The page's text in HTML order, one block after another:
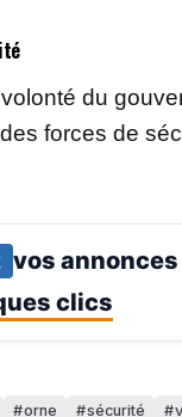
du
forces de
vos
clics
orne sécurité